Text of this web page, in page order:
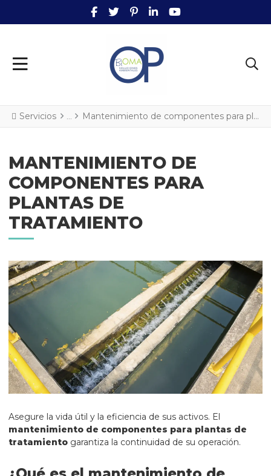
FACEBOOK SOCIAL LINK
TWITTER SOCIAL LINK
PINTEREST SOCIAL LINK
LINKEDIN SOCIAL LINK
YOUTUBE SOCIAL
Servicios Mantenimiento de componentes para plantas de tratamiento
MANTENIMIENTO DE
COMPONENTES PARA
PLANTAS DE
TRATAMIENTO
Asegure la vida útil y la eficiencia de sus activos. El
mantenimiento de componentes para plantas de
tratamiento garantiza la continuidad de su operación.